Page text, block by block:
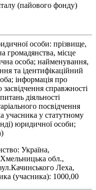
(пайового фонду)
особи: прізвище,
громадянства, місце
особа; найменування,
та ідентифікаційний
інформація про
справжності
діяльності
посвідчення
учасника у статутному
юридичної особи;
Україна,
обл.,
Леха,
(учасника): 1000,00